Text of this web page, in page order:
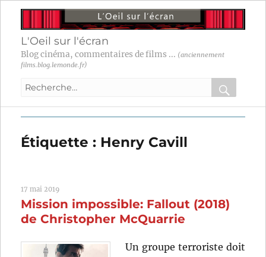
L'Oeil sur l'écran
Blog cinéma, commentaires de films ... (anciennement
films.blog.lemonde.fr)
Recherche
:
OK
Étiquette : Henry Cavill
17 mai 2019
Mission impossible: Fallout (2018)
de Christopher McQuarrie
Un groupe terroriste doit